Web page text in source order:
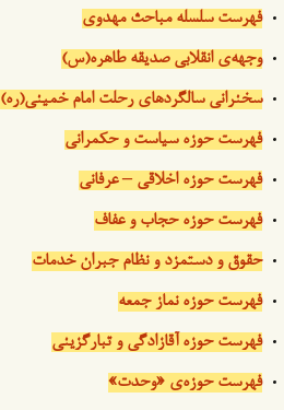
فهرست سلسله مباحث مهدوی
وجهه‌ی انقلابی صدیقه طاهره(س)
سخنرانی سالگردهای رحلت امام خمینی(ره)
فهرست حوزه سیاست و حکمرانی
فهرست حوزه اخلاقی – عرفانی
فهرست حوزه حجاب و عفاف
حقوق و دستمزد و نظام جبران خدمات
فهرست حوزه نماز جمعه
فهرست حوزه آقازادگی و تبارگزینی
فهرست حوزه‌ی «وحدت»